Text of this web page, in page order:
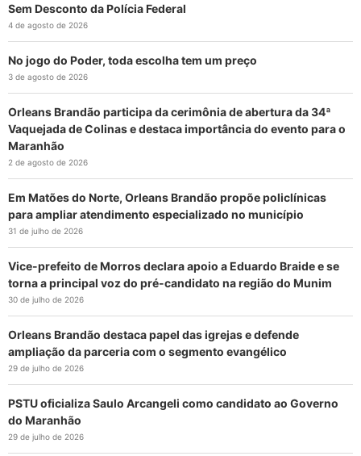
Sem Desconto da Polícia Federal
4 de agosto de 2026
No jogo do Poder, toda escolha tem um preço
3 de agosto de 2026
Orleans Brandão participa da cerimônia de abertura da 34ª
Vaquejada de Colinas e destaca importância do evento para o
Maranhão
2 de agosto de 2026
Em Matões do Norte, Orleans Brandão propõe policlínicas
para ampliar atendimento especializado no município
31 de julho de 2026
Vice-prefeito de Morros declara apoio a Eduardo Braide e se
torna a principal voz do pré-candidato na região do Munim
30 de julho de 2026
Orleans Brandão destaca papel das igrejas e defende
ampliação da parceria com o segmento evangélico
29 de julho de 2026
PSTU oficializa Saulo Arcangeli como candidato ao Governo
do Maranhão
29 de julho de 2026